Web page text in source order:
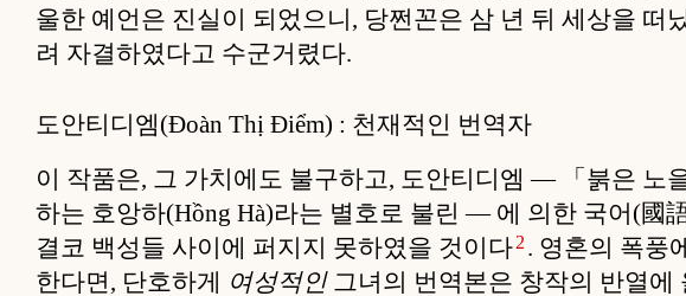
울한 예언은 진실이 되었으니, 당쩐꼰은 삼 년 뒤 세상을 떠
려 자결하였다고 수군거렸다.
도안티디엠(Đoàn Thị Điểm) : 천재적인 번역자
이 작품은, 그 가치에도 불구하고, 도안티디엠 — 「붉은 노
하는 호앙하(Hồng Hà)라는 별호로 불린 — 에 의한 국어(國
결코 백성들 사이에 퍼지지 못하였을 것이다2 . 영혼의 폭풍
한다면, 단호하게 여성적인그녀의 번역본은 창작의 반열에